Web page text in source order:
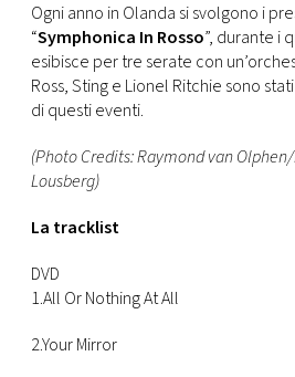
Ogni anno in Olanda si svolgono i
“Symphonica In Rosso”, durante i
esibisce per tre serate con
Ross, Sting e Lionel Ritchie sono
di questi eventi.
(Photo Credits: Raymond van
Lousberg)
La tracklist
DVD
1.All Or Nothing At All
2.Your Mirror